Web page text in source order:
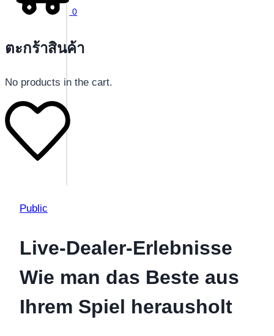
0
ตะกร้าสินค้า
No products in the cart.
Public
Live-Dealer-Erlebnisse
Wie man das Beste aus
Ihrem Spiel herausholt